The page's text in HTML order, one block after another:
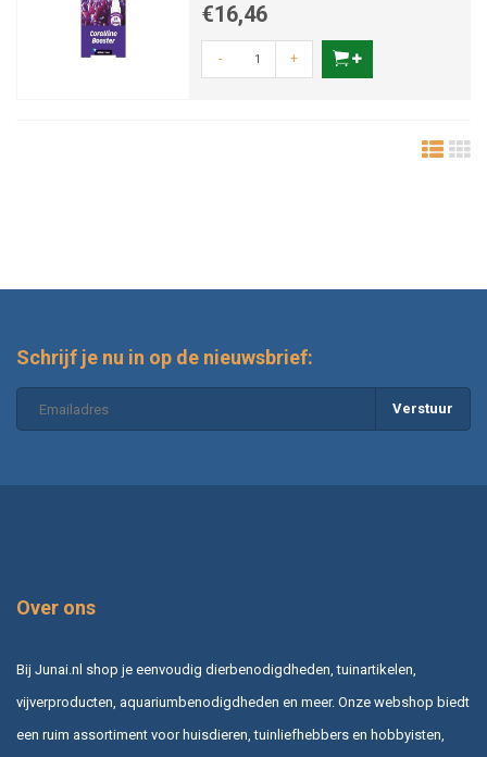
€16,46
- +
Schrijf je nu in op de nieuwsbrief:
Verstuur
Over ons
Bij Junai.nl shop je eenvoudig dierbenodigdheden, tuinartikelen,
vijverproducten, aquariumbenodigdheden en meer. Onze webshop biedt
een ruim assortiment voor huisdieren, tuinliefhebbers en hobbyisten,